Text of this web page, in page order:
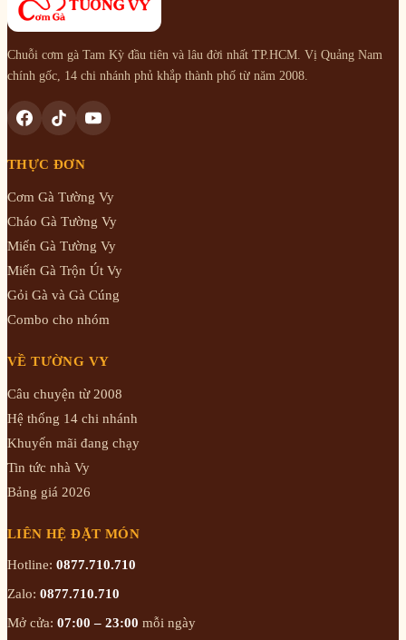
Chuỗi cơm gà Tam Kỳ đầu tiên và lâu đời nhất TP.HCM. Vị Quảng Nam
chính gốc, 14 chi nhánh phủ khắp thành phố từ năm 2008.
THỰC ĐƠN
Cơm Gà Tường Vy
Cháo Gà Tường Vy
Miến Gà Tường Vy
Miến Gà Trộn Út Vy
Gỏi Gà và Gà Cúng
Combo cho nhóm
VỀ TƯỜNG VY
Câu chuyện từ 2008
Hệ thống 14 chi nhánh
Khuyến mãi đang chạy
Tin tức nhà Vy
Bảng giá 2026
LIÊN HỆ ĐẶT MÓN
Hotline: 0877.710.710
Zalo: 0877.710.710
Mở cửa: 07:00 – 23:00 mỗi ngày